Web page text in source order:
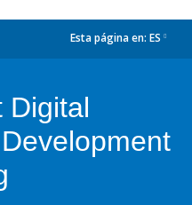
Esta página en: ES
Digital